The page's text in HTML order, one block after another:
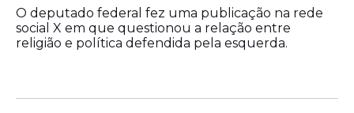
O deputado federal fez uma publicação na rede
social X em que questionou a relação entre
religião e política defendida pela esquerda.